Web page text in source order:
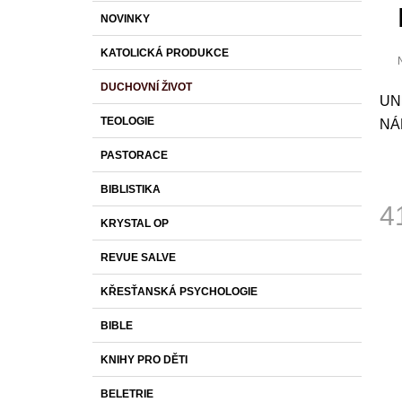
kategorie
K
A
T
E
G
O
R
E
NOVINKY
KATOLICKÁ PRODUKCE
DUCHOVNÍ ŽIVOT
TEOLOGIE
PASTORACE
BIBLISTIKA
KRYSTAL OP
REVUE SALVE
KŘESŤANSKÁ PSYCHOLOGIE
BIBLE
KNIHY PRO DĚTI
BELETRIE